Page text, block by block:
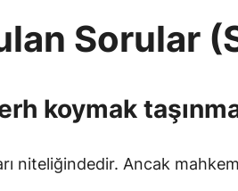
Sorular
koymak
niteliğindedir. Ancak